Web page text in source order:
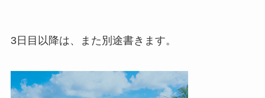
3日目以降は、また別途書きます。